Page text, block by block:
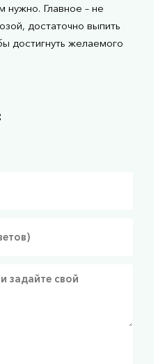
нужно. Главное – не
достаточно выпить
достигнуть желаемого